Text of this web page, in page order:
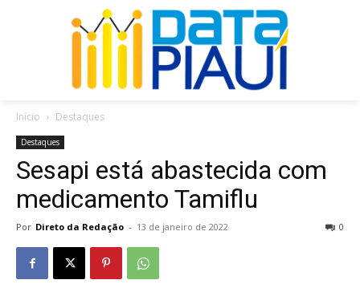
Início Destaques
Destaques
Sesapi está abastecida com
medicamento Tamiflu
Por Direto da Redação - 13 de janeiro de 2022 0